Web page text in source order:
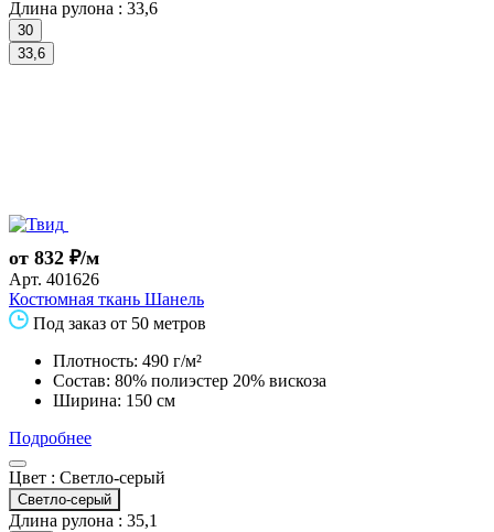
Длина рулона : 33,6
30
33,6
от 832 ₽/м
Арт. 401626
Костюмная ткань Шанель
Под заказ от 50 метров
Плотность: 490 г/м²
Состав: 80% полиэстер 20% вискоза
Ширина: 150 см
Подробнее
Цвет : Светло-серый
Светло-серый
Длина рулона : 35,1